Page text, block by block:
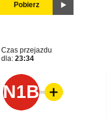
Pobierz
Czas przejazdu
dla: 23:34
N1B